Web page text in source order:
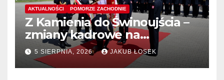
AKTUALNOŚCI POMORZE ZACHODNIE
Z Kamienia do Świnoujścia –
zmiany kadrowe na
stanowiskach komendantów
5 SIERPNIA, 2026 JAKUB ŁOSEK